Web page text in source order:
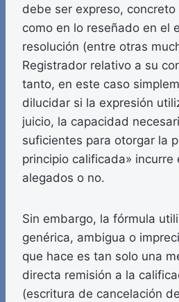
debe ser expreso,
como en lo reseñado en el
resolución (entre otras
Registrador relativo a su
tanto, en este caso
dilucidar si la expresión
juicio, la capacidad
suficientes para otorgar la
principio calificada» incurre
alegados o no.
Sin embargo, la fórmula
genérica, ambigua o
que hace es tan solo una
directa remisión a la
(escritura de cancelación